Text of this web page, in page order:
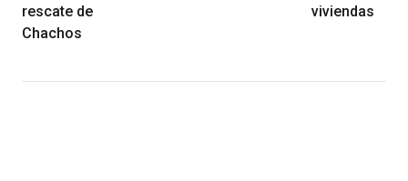
rescate de
Chachos
viviendas